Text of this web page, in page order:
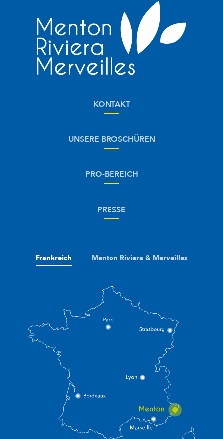
KONTAKT
UNSERE BROSCHÜREN
PRO-BEREICH
PRESSE
Frankreich Menton Riviera & Merveilles